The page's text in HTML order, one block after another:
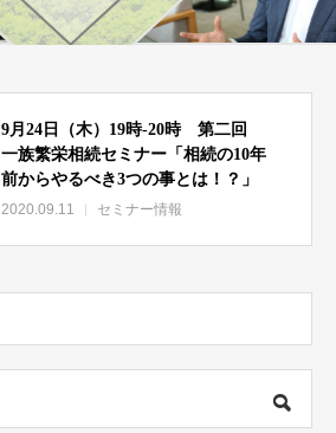
9月24日（木）19時‐20時 第二回
一族繁栄相続セミナー「相続の10年
前からやるべき3つの事とは！？」
2020.09.11 セミナー情報